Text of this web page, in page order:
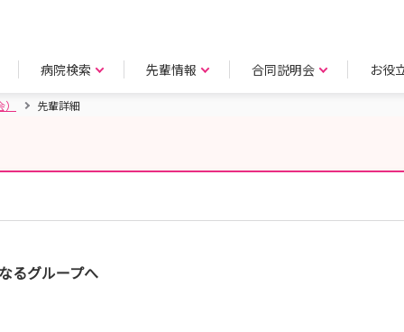
病院検索 先輩情報 合同説明会 お役
先輩詳細
るグループへ